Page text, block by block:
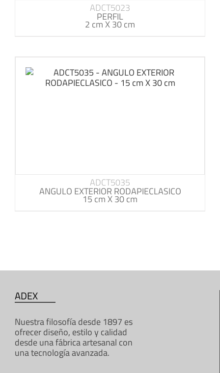
ADCT5023
PERFIL
2 cm X 30 cm
ADCT5035
ANGULO EXTERIOR RODAPIECLASICO
15 cm X 30 cm
ADEX
Nuestra filosofía desde 1897 es
ofrecer diseño, estilo y calidad
desde una fábrica artesanal con
una tecnología avanzada.